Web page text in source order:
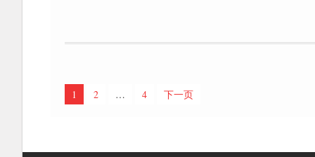
文
分
1 2 … 4 下一页